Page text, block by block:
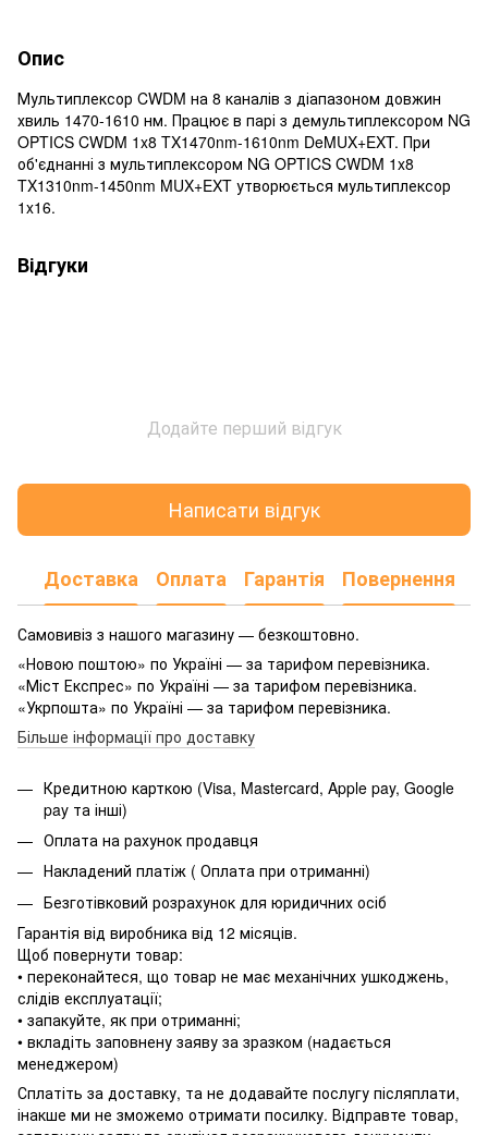
Опис
Мультиплексор CWDM на 8 каналів з діапазоном довжин
хвиль 1470-1610 нм. Працює в парі з демультиплексором NG
OPTICS CWDM 1x8 TX1470nm-1610nm DeMUX+EXT. При
об'єднанні з мультиплексором NG OPTICS CWDM 1x8
TX1310nm-1450nm MUX+EXT утворюється мультиплексор
1x16.
Відгуки
Додайте перший відгук
Написати відгук
Доставка Оплата Гарантія Повернення
Самовивіз з нашого магазину — безкоштовно.
«Новою поштою» по Україні — за тарифом перевізника.
«Міст Експрес» по Україні — за тарифом перевізника.
«Укрпошта» по Україні — за тарифом перевізника.
Більше інформації про доставку
Кредитною карткою (Visa, Mastercard, Apple pay, Google
pay та інші)
Оплата на рахунок продавця
Накладений платіж ( Оплата при отриманні)
Безготівковий розрахунок для юридичних осіб
Гарантія від виробника від 12 місяців.
Щоб повернути товар:
• переконайтеся, що товар не має механічних ушкоджень,
слідів експлуатації;
• запакуйте, як при отриманні;
• вкладіть заповнену заяву за зразком (надається
менеджером)
Сплатіть за доставку, та не додавайте послугу післяплати,
інакше ми не зможемо отримати посилку. Відправте товар,